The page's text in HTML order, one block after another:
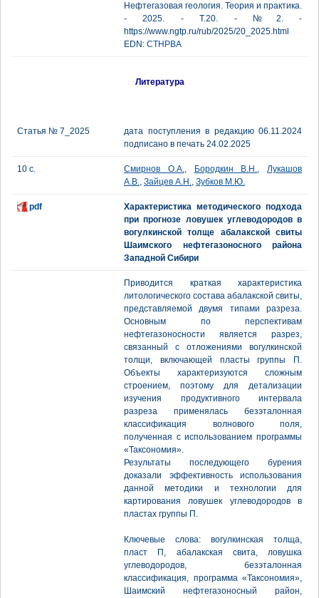
Нефтегазовая геология. Теория и практика.
- 2025. - Т.20. - №2. -
https://www.ngtp.ru/rub/2025/20_2025.html
EDN: CTHPBA
Литература
Статья № 7_2025
дата поступления в редакцию 06.11.2024
подписано в печать 24.02.2025
10 с. Смирнов О.А., Бородкин В.Н., Лукашов
А.В., Зайцев А.Н., Зубков М.Ю.
pdf
Характеристика методического подхода
при прогнозе ловушек углеводородов в
вогулкинской толще абалакской свиты
Шаимского нефтегазоносного района
Западной Сибири
Приводится краткая характеристика
литологического состава абалакской свиты,
представляемой двумя типами разреза.
Основным по перспективам
нефтегазоносности является разрез,
связанный с отложениями вогулкинской
толщи, включающей пласты группы П.
Объекты характеризуются сложным
строением, поэтому для детализации
изучения продуктивного интервала
разреза применялась безэталонная
классификация волнового поля,
полученная с использованием программы
«Таксономия».
Результаты последующего бурения
доказали эффективность использования
данной методики и технологии для
картирования ловушек углеводородов в
пластах группы П.
Ключевые слова: вогулкинская толща,
пласт П, абалакская свита, ловушка
углеводородов, безэталонная
классификация, программа «Таксономия»,
Шаимский нефтегазоносный район,